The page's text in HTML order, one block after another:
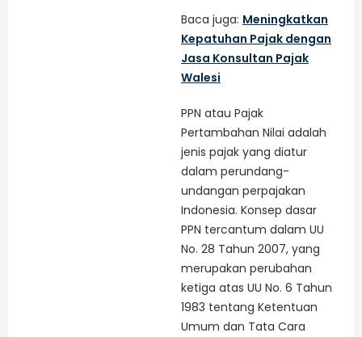
Baca juga: Meningkatkan
Kepatuhan Pajak dengan
Jasa Konsultan Pajak
Walesi
PPN atau Pajak
Pertambahan Nilai adalah
jenis pajak yang diatur
dalam perundang-
undangan perpajakan
Indonesia. Konsep dasar
PPN tercantum dalam UU
No. 28 Tahun 2007, yang
merupakan perubahan
ketiga atas UU No. 6 Tahun
1983 tentang Ketentuan
Umum dan Tata Cara